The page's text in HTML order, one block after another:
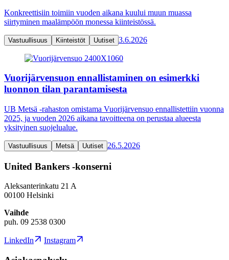
Konkreettisiin toimiin vuoden aikana kuului muun muassa
siirtyminen maalämpöön monessa kiinteistössä.
Vastuullisuus Kiinteistöt Uutiset 3.6.2026
Vuorijärvensuon ennallistaminen on esimerkki
luonnon tilan parantamisesta
UB Metsä -rahaston omistama Vuorijärvensuo ennallistettiin vuonna
2025, ja vuoden 2026 aikana tavoitteena on perustaa alueesta
yksityinen suojelualue.
Vastuullisuus Metsä Uutiset 26.5.2026
United Bankers -konserni
Aleksanterinkatu 21 A
00100 Helsinki
Vaihde
puh. 09 2538 0300
LinkedIn Instagram